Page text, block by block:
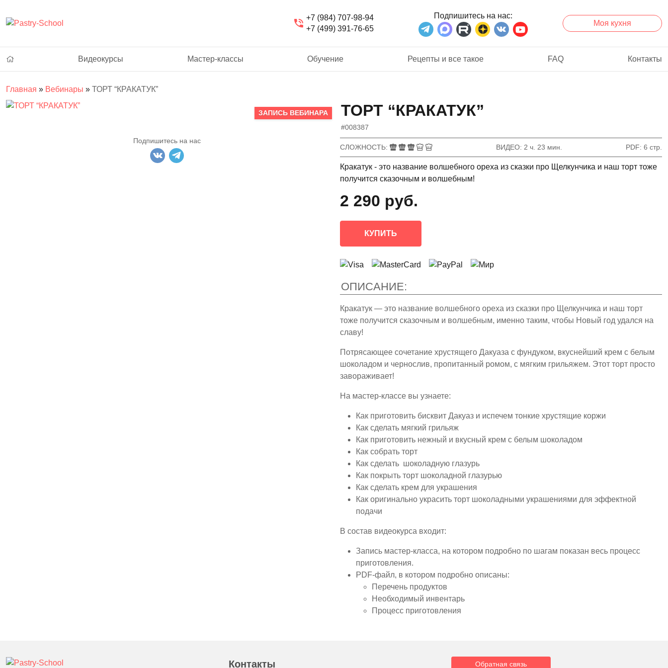
+7 (984) 707-98-94
+7 (499) 391-76-65
Подпишитесь на нас
Моя кухня
Видеокурсы Мастер-классы Обучение Рецепты и все такое FAQ Контакты
Главная » Вебинары » ТОРТ “КРАКАТУК”
ЗАПИСЬ ВЕБИНАРА
Подпишитесь на нас
ТОРТ “КРАКАТУК”
#008387
СЛОЖНОСТЬ ВИДЕО 2 ч. 23 мин. PDF 6 стр.
Кракатук - это название волшебного ореха из сказки про Щелкунчика и наш торт тоже
получится сказочным и волшебным!
2 290 руб.
КУПИТЬ
ОПИСАНИЕ:
Кракатук — это название волшебного ореха из сказки про Щелкунчика и наш торт
тоже получится сказочным и волшебным, именно таким, чтобы Новый год удался на
славу!
Потрясающее сочетание хрустящего Дакуаза с фундуком, вкуснейший крем с белым
шоколадом и чернослив, пропитанный ромом, с мягким грильяжем. Этот торт просто
завораживает!
На мастер-классе вы узнаете:
Как приготовить бисквит Дакуаз и испечем тонкие хрустящие коржи
Как сделать мягкий грильяж
Как приготовить нежный и вкусный крем с белым шоколадом
Как собрать торт
Как сделать шоколадную глазурь
Как покрыть торт шоколадной глазурью
Как сделать крем для украшения
Как оригинально украсить торт шоколадными украшениями для эффектной
подачи
В состав видеокурса входит:
Запись мастер-класса, на котором подробно по шагам показан весь процесс
приготовления.
PDF-файл, в котором подробно описаны:
Перечень продуктов
Необходимый инвентарь
Процесс приготовления
Контакты Обратная связь